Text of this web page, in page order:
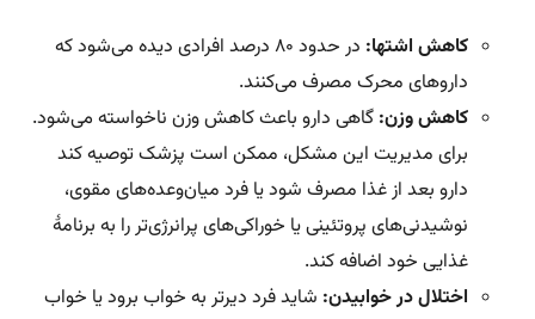
کاهش اشتها:
در حدود ۸۰ درصد افرادی دیده می‌شود که
داروهای محرک مصرف می‌کنند.
کاهش وزن: گاهی دارو باعث کاهش وزن ناخواسته می‌شود.
برای مدیریت این مشکل، ممکن است پزشک توصیه کند
دارو بعد از غذا مصرف شود یا فرد میان‌وعده‌های مقوی،
نوشیدنی‌های پروتئینی یا خوراکی‌های پرانرژی‌تر را به برنامۀ
غذایی خود اضافه کند.
اختلال در خوابیدن: شاید فرد دیرتر به خواب برود یا خواب